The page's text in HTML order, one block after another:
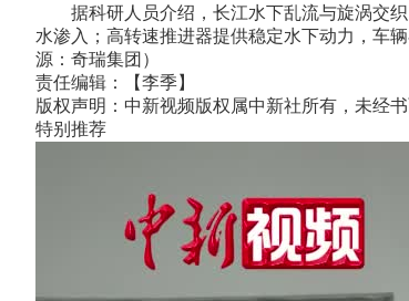
据科研人员介绍，长江水下乱流与旋涡交织
水渗入；高转速推进器提供稳定水下动力，车
源：奇瑞集团）
责任编辑：【李季】
版权声明：中新视频版权属中新社所有，未经
特别推荐